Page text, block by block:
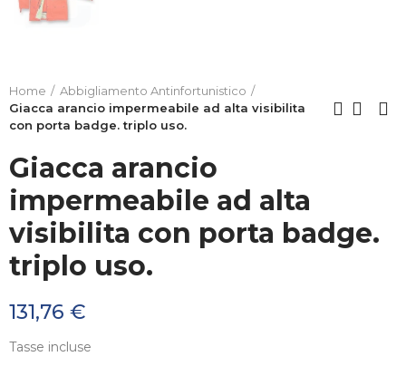
Home
Abbigliamento Antinfortunistico
Giacca arancio impermeabile ad alta visibilita
con porta badge. triplo uso.
Giacca arancio
impermeabile ad alta
visibilita con porta badge.
triplo uso.
131,76 €
Tasse incluse